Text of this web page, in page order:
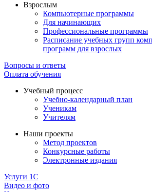
Взрослым
Компьютерные программы
Для начинающих
Профессиональные программы
Расписание учебных групп
программ для взрослых
Вопросы и ответы
Оплата обучения
Учебный процесс
Учебно-календарный план
Ученикам
Учителям
Наши проекты
Метод проектов
Конкурсные работы
Электронные издания
Услуги 1C
Видео и фото